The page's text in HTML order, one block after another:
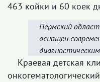
463 койки и 60 коек
Пермский
оснащен
Краевая детская